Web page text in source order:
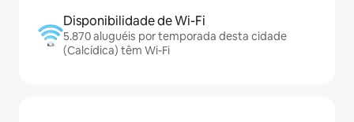
Disponibilidade de Wi-Fi
5.870 aluguéis por temporada desta cidade
(Calcídica) têm Wi-Fi